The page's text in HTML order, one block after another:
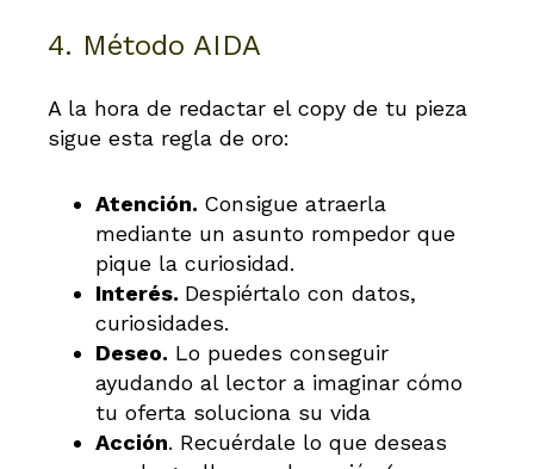
4. Método AIDA
A la hora de redactar el copy de tu pieza
sigue esta regla de oro:
Atención. Consigue atraerla
mediante un asunto rompedor que
pique la curiosidad.
Interés. Despiértalo con datos,
curiosidades.
Deseo. Lo puedes conseguir
ayudando al lector a imaginar cómo
tu oferta soluciona su vida
Acción. Recuérdale lo que deseas